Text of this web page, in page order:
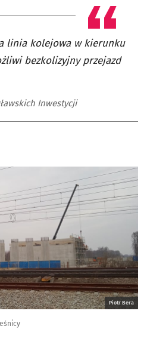
linia kolejowa w kierunku
bezkolizyjny przejazd
Inwestycji
Piotr Bera